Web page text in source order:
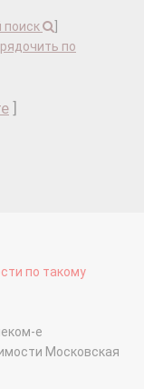
поиск
по
по такому
е
Московская